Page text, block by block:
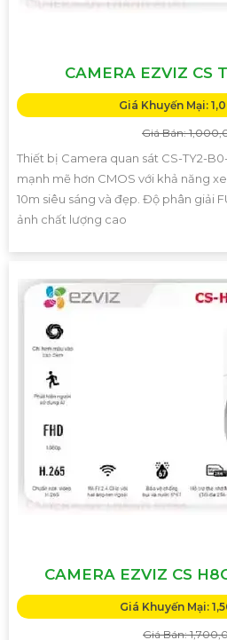
CAMERA EZVIZ CS
Giá Khuyến Mại:
Giá Bán:
Thiết bị Camera quan sát CS-TY2-
mạnh mẽ hơn CMOS với khả năng
10m siêu sáng và đẹp. Độ phân giải
ảnh chất lượng cao
CAMERA EZVIZ CS
Giá Khuyến Mại:
Giá Bán: